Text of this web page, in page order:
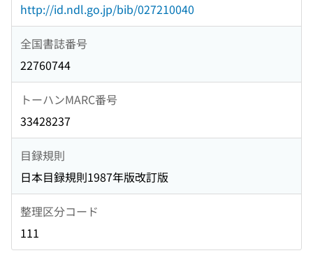
http://id.ndl.go.jp/bib/027210040
全国書誌番号
22760744
トーハンMARC番号
33428237
目録規則
日本目録規則1987年版改訂版
整理区分コード
111